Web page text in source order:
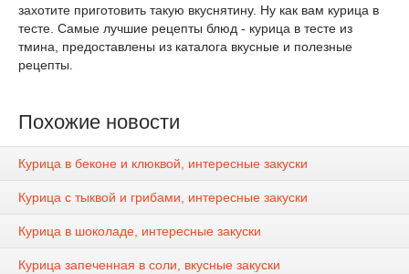
захотите приготовить такую вкуснятину. Ну как вам курица в
тесте. Самые лучшие рецепты блюд - курица в тесте из
тмина, предоставлены из каталога вкусные и полезные
рецепты.
Похожие новости
Курица в беконе и клюквой, интересные закуски
Курица с тыквой и грибами, интересные закуски
Курица в шоколаде, интересные закуски
Курица запеченная в соли, вкусные закуски